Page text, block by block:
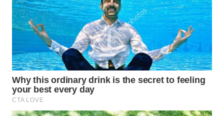
WAHANA
TANI
WAHANA
ADVOKAT
WAHANA